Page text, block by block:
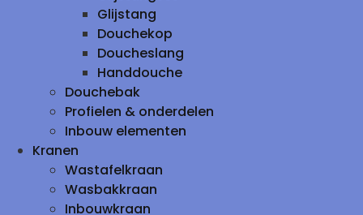
Glijstang
Douchekop
Doucheslang
Handdouche
Douchebak
Profielen & onderdelen
Inbouw elementen
Kranen
Wastafelkraan
Wasbakkraan
Inbouwkraan